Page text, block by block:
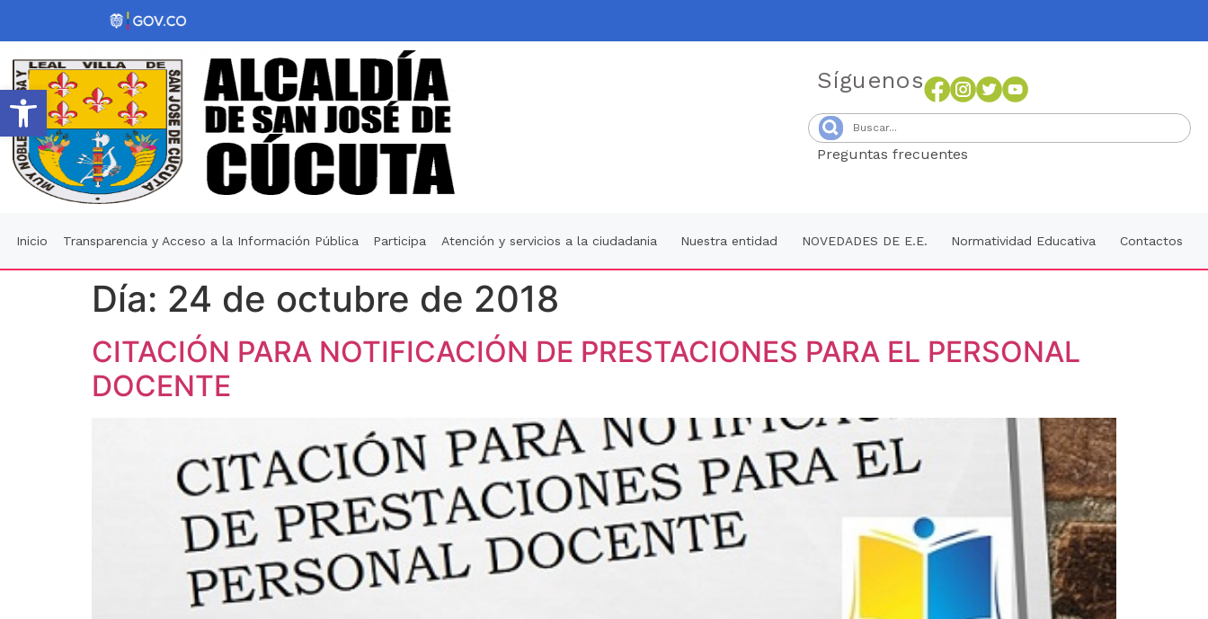
Abrir barra de herramientas
Síguenos
Preguntas frecuentes
Inicio Transparencia y Acceso a la Información Pública Participa Atención y servicios a la ciudadania Nuestra entidad NOVEDADES DE E.E. Normatividad Educativa Contactos
Día: 24 de octubre de 2018
CITACIÓN PARA NOTIFICACIÓN DE PRESTACIONES PARA EL PERSONAL
DOCENTE